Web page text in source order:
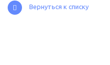
Вернуться к списку